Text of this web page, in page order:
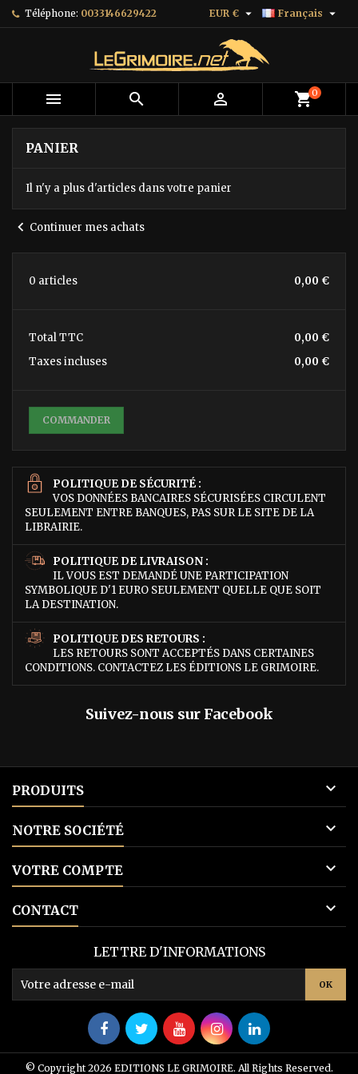
Téléphone: 0033146629422 Français 
EUR € 
   shopping_cart0
PANIER
Il n'y a plus d'articles dans votre panier
chevron_left Continuer mes achats
0 articles 0,00 €
TotalTTC
0,00 €
Taxes incluses
0,00 €
COMMANDER
POLITIQUE DE SÉCURITÉ :
VOS DONNÉES BANCAIRES SÉCURISÉES CIRCULENT
SEULEMENT ENTRE BANQUES, PAS SUR LE SITE DE LA
LIBRAIRIE.
POLITIQUE DE LIVRAISON :
IL VOUS EST DEMANDÉ UNE PARTICIPATION
SYMBOLIQUE D'1 EURO SEULEMENT QUELLE QUE SOIT
LA DESTINATION.
POLITIQUE DES RETOURS :
LES RETOURS SONT ACCEPTÉS DANS CERTAINES
CONDITIONS. CONTACTEZ LES ÉDITIONS LE GRIMOIRE.
Suivez-nous sur Facebook
PRODUITS 
NOTRE SOCIÉTÉ 
VOTRE COMPTE 
CONTACT 
LETTRE D'INFORMATIONS
© Copyright 2026 EDITIONS LE GRIMOIRE. All Rights Reserved.